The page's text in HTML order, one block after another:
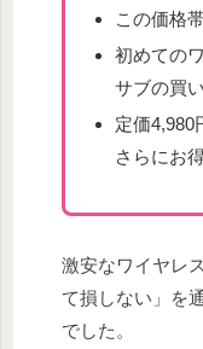
この価格
初めての
サブの買
定価
さらにお
激安なワイヤレ
て損しない」を
でした。